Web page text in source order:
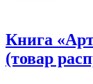
Книга
(товар